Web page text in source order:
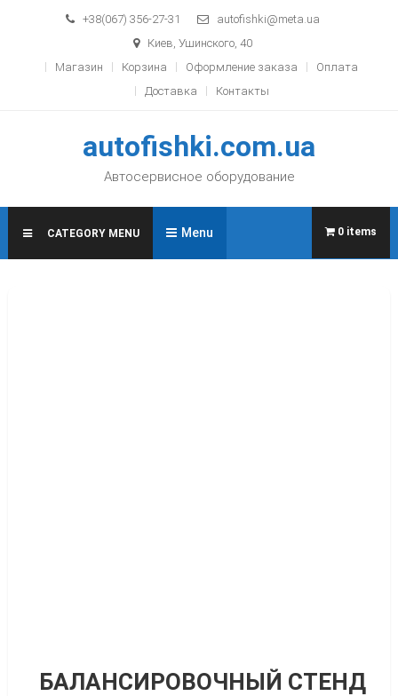
Skip to content+38(067) 356-27-31
autofishki@meta.ua
Киев, Ушинского, 40
Магазин
Корзина Оформление заказа
Оплата
Доставка
Контакты
autofishki.com.ua
Автосервисное оборудование
CATEGORY MENU Menu 0 items
БАЛАНСИРОВОЧНЫЙ СТЕНД